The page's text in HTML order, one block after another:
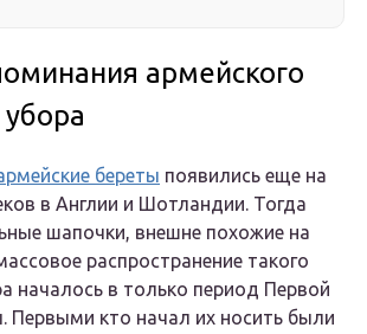
армейского
береты появились еще на
в Англии и Шотландии. Тогда
шапочки, внешне похожие на
распространение такого
началось в только период Первой
Первыми кто начал их носить были